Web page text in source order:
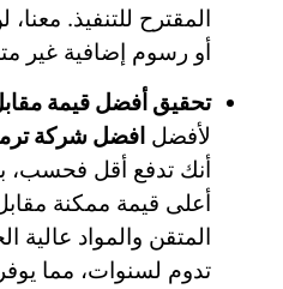
المقترح للتنفيذ.
أو رسوم إضافية غير
تحقيق أفضل قيمة
لأفضل افضل شركة
أنك تدفع أقل فحسب،
أعلى قيمة ممكنة
المتقن والمواد عالية
تدوم لسنوات، مما